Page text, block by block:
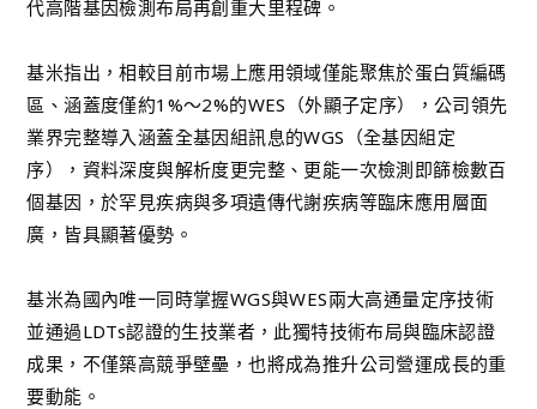
代高階基因檢測布局再創重大里程碑。
基米指出，相較目前市場上應用領域僅能聚焦於蛋白質編碼
區、涵蓋度僅約1%～2%的WES（外顯子定序），公司領先
業界完整導入涵蓋全基因組訊息的WGS（全基因組定
序），資料深度與解析度更完整、更能一次檢測即篩檢數百
個基因，於罕見疾病與多項遺傳代謝疾病等臨床應用層面
廣，皆具顯著優勢。
基米為國內唯一同時掌握WGS與WES兩大高通量定序技術
並通過LDTs認證的生技業者，此獨特技術布局與臨床認證
成果，不僅築高競爭壁壘，也將成為推升公司營運成長的重
要動能。